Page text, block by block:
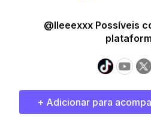
@lleeexxx Possíveis
+ Adicionar para